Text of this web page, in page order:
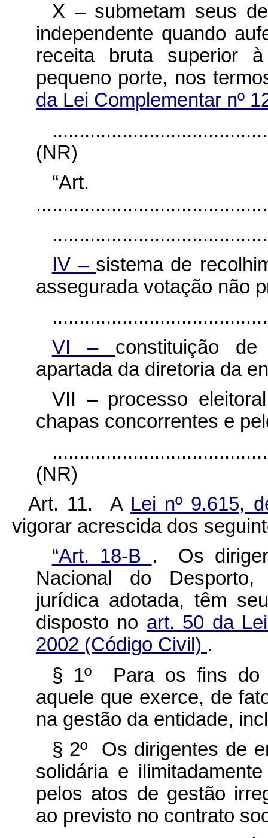
X – submetam seus
independente quando
receita bruta superior
pequeno porte, nos
da Lei Complementar nº
(NR)
IV – sistema de
assegurada votação não
VI – constituição
apartada da diretoria da
VII – processo
chapas concorrentes e
(NR)
Art. 11. A Lei nº 9.615,
vigorar acrescida dos
“Art. 18-B . Os
Nacional do Desporto,
jurídica adotada, têm
disposto no art. 50 da
2002 (Código Civil) .
§ 1º Para os fins do
aquele que exerce, de
na gestão da entidade,
§ 2º Os dirigentes de
solidária e
pelos atos de gestão
ao previsto no contrato